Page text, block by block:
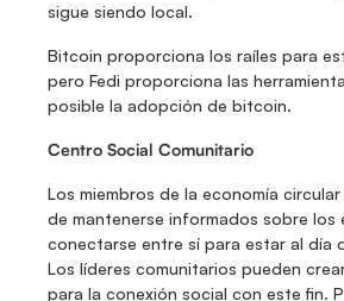
sigue siendo local.
Bitcoin proporciona los raíles para
pero Fedi proporciona las
posible la adopción de bitcoin.
Centro Social Comunitario
Los miembros de la economía
de mantenerse informados sobre los
conectarse entre sí para estar al día
Los líderes comunitarios pueden
para la conexión social con este fin.